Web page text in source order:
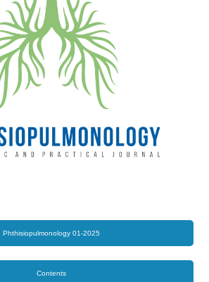
Phthisiopulmonology 01-2025
Contents